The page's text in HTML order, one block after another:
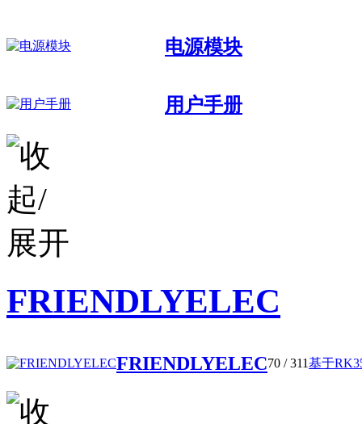
电源模块
用户手册
FRIENDLYELEC
FRIENDLYELEC70 / 311基于